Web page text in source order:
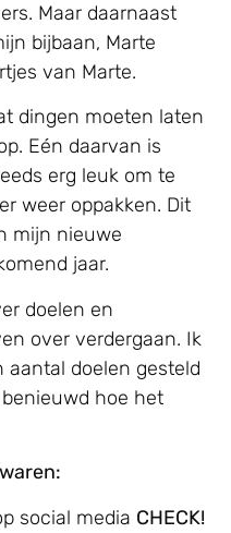
Maar daarnaast
bijbaan, Marte
van Marte.
dingen moeten laten
Eén daarvan is
erg leuk om te
weer oppakken. Dit
mijn nieuwe
jaar.
doelen en
over verdergaan. Ik
aantal doelen gesteld
hoe het
social media CHECK!